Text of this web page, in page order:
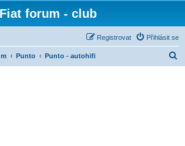
Fiat forum - club
Přihlásit se
Registrovat
Punto Punto - autohifi